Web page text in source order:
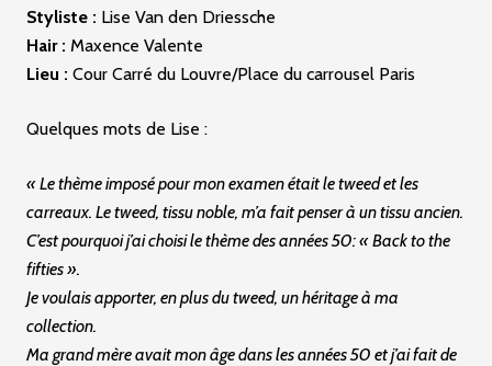
p
l
Styliste : Lise Van den Driessche
Hair : Maxence Valente
Lieu : Cour Carré du Louvre/Place du carrousel Paris
Quelques mots de Lise :
« Le thème imposé pour mon examen était le tweed et les
carreaux. Le tweed, tissu noble, m’a fait penser à un tissu ancien.
C’est pourquoi j’ai choisi le thème des années 50: « Back to the
fifties ».
Je voulais apporter, en plus du tweed, un héritage à ma
collection.
Ma grand mère avait mon âge dans les années 50 et j’ai fait de